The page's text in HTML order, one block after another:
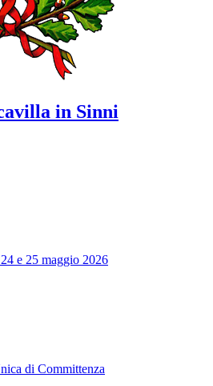
in Sinni
e 25 maggio 2026
di Committenza